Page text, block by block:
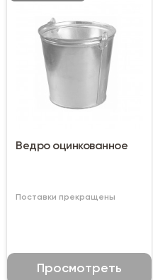
Ведро оцинкованное
Поставки прекращены
Просмотреть